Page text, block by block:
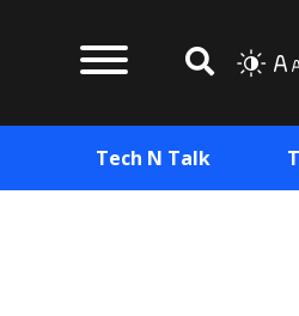
Tech N Talk